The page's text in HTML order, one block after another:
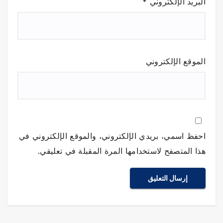
الموقع الإلكتروني
احفظ اسمي، بريدي الإلكتروني، والموقع الإلكتروني في
هذا المتصفح لاستخدامها المرة المقبلة في تعليقي.